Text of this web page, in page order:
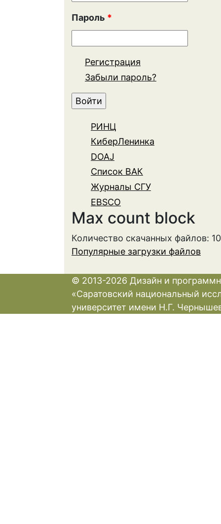
Пароль *
Регистрация
Забыли пароль?
РИНЦ
КиберЛенинка
DOAJ
Список ВАК
Журналы СГУ
EBSCO
Max count block
Количество скачанных файлов:
Популярные загрузки файлов
© 2013-2026 Дизайн и
«Саратовский национальный
университет имени Н.Г.